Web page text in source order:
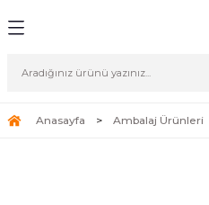
Gözlükleri
Maskeler
Anasayfa Ambalaj Ürünleri